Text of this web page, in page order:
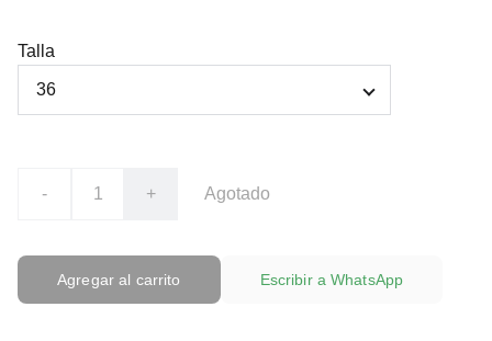
Talla
- + Agotado
Agregar al carrito Escribir a WhatsApp